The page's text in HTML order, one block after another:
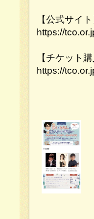
【公式サイト
https://
【チケット購
https://